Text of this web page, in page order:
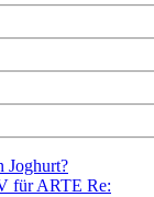
Joghurt?
für ARTE Re: